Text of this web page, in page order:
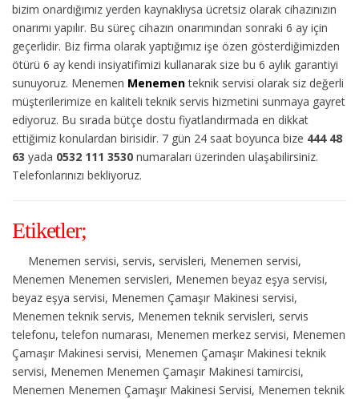
bizim onardığımız yerden kaynaklıysa ücretsiz olarak cihazınızın
onarımı yapılır. Bu süreç cihazın onarımından sonraki 6 ay için
geçerlidir. Biz firma olarak yaptığımız işe özen gösterdiğimizden
ötürü 6 ay kendi insiyatifimizi kullanarak size bu 6 aylık garantiyi
sunuyoruz. Menemen Menemen teknik servisi olarak siz değerli
müşterilerimize en kaliteli teknik servis hizmetini sunmaya gayret
ediyoruz. Bu sırada bütçe dostu fiyatlandırmada en dikkat
ettiğimiz konulardan birisidir. 7 gün 24 saat boyunca bize 444 48
63 yada 0532 111 3530 numaraları üzerinden ulaşabilirsiniz.
Telefonlarınızı bekliyoruz.
Etiketler;
Menemen servisi, servis, servisleri, Menemen servisi,
Menemen Menemen servisleri, Menemen beyaz eşya servisi,
beyaz eşya servisi, Menemen Çamaşır Makinesi servisi,
Menemen teknik servis, Menemen teknik servisleri, servis
telefonu, telefon numarası, Menemen merkez servisi, Menemen
Çamaşır Makinesi servisi, Menemen Çamaşır Makinesi teknik
servisi, Menemen Menemen Çamaşır Makinesi tamircisi,
Menemen Menemen Çamaşır Makinesi Servisi, Menemen teknik